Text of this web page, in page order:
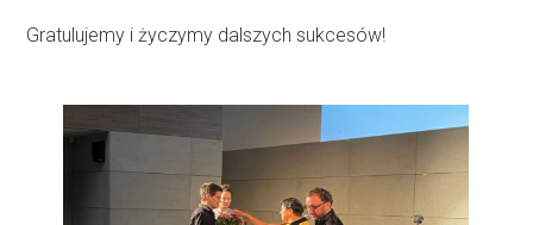
Gratulujemy i życzymy dalszych sukcesów!